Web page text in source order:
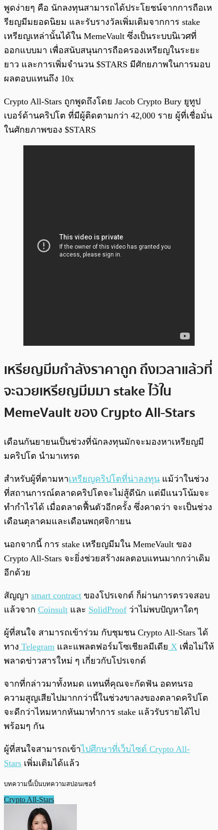
พูดง่ายๆ คือ นักลงทุนสามารถได้ประโยชน์จากการถือเห
รียญมีมยอดนิยม และรับรางวัลเพิ่มเติมจากการ stake
เหรียญเหล่านั้นได้ใน MemeVault ซึ่งเป็นระบบนิเวศที่
ออกแบบมา เพื่อสนับสนุนการถือครองเหรียญในระยะ
ยาว และการเพิ่มจำนวน $STARS มีศักยภาพในการมอบ
ผลตอบแทนถึง 10x
Crypto All-Stars ถูกพูดถึงโดย Jacob Crypto Bury ยูทูป
เบอร์ด้านคริปโต ที่มีผู้ติดตามกว่า 42,000 ราย ผู้ที่เชื่อมั่น
ในศักยภาพของ $STARS
เหรียญมีมกำลังราคาถูก ถึงเวลาแล้วที่
จะฉวยเหรียญมีมมา stake ไว้ใน
MemeVault ของ Crypto All-Stars
เดือนกันยายนเป็นช่วงที่นักลงทุนมักจะมองหาเหรียญมี
มคริปโต นำมาเทรด
สำหรับผู้ที่ตามหาเหรียญคริปโตที่น่าลงทุน แม้ว่าในช่วง
ที่สถานการณ์ตลาดคริปโตจะไม่สู้ดีนัก แต่มีแนวโน้มจะ
ทำกำไรได้ เมื่อตลาดฟื้นตัวอีกครั้ง ซึ่งคาดว่า จะเป็นช่วง
เดือนตุลาคมและเดือนพฤศจิกายน
นอกจากนี้ การ stake เหรียญมีมใน MemeVault ของ
Crypto All-Stars จะยิ่งช่วยสร้างผลตอบแทนมากกว่าเดิม
อีกด้วย
สัญญา smart contract ของโปรเจกต์ ก็ผ่านการตรวจสอบ
แล้วจาก Coinsult และ SolidProof ว่าไม่พบปัญหาใดๆ
ผู้ที่สนใจ สามารถเข้าร่วม กับชุมชน Crypto All-Stars ได้
ทาง Telegram และแพลตฟอร์มโซเชียลมีเดีย X เพื่อไม่ให้
พลาดข่าวสารใหม่ ๆ เกี่ยวกับโปรเจกต์
จากที่กล่าวมาทั้งหมด แทนที่คุณจะกัดฟัน อดทนรอ
ความสูญเสียไปมากกว่านี้ในช่วงขาลงของตลาดคริปโต
จะดีกว่าไหมหากหันมาทำการ stake แล้วรับรายได้ไป
พร้อมๆ กัน
ผู้ที่สนใจสามารถเข้าไปศึกษาที่เว็บไซต์ Crypto All-
Stars เพิ่มเติมได้แล้ว
บทความนี้เป็นบทความสปอนเซอร์
Crypto All-Stars